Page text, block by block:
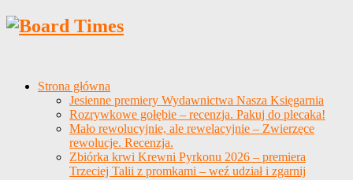
Strona główna
Jesienne premiery Wydawnictwa Nasza Księgarnia
Rozrywkowe gołębie – recenzja. Pakuj do plecaka!
Mało rewolucyjnie, ale rewelacyjnie – Zwierzęce
rewolucje. Recenzja.
Zbiórka krwi Krewni Pyrkonu 2026 – premiera
Trzeciej Talii z promkami – weź udział i zgarnij